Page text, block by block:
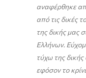
αναφέρθηκε
από τις δικές
της δικής μας
Ελλήνων.
τύχω της
εφόσον το